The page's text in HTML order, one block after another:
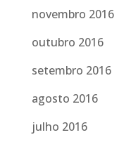
novembro 2016
outubro 2016
setembro 2016
agosto 2016
julho 2016